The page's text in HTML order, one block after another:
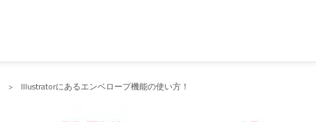
> Illustratorにあるエンベロープ機能の使い方！